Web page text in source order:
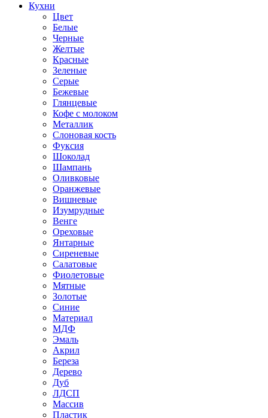
Кухни
Цвет
Белые
Черные
Желтые
Красные
Зеленые
Серые
Бежевые
Глянцевые
Кофе с молоком
Металлик
Слоновая кость
Фуксия
Шоколад
Шампань
Оливковые
Оранжевые
Вишневые
Изумрудные
Венге
Ореховые
Янтарные
Сиреневые
Салатовые
Фиолетовые
Мятные
Золотые
Синие
Материал
МДФ
Эмаль
Акрил
Береза
Дерево
Дуб
ЛДСП
Массив
Пластик